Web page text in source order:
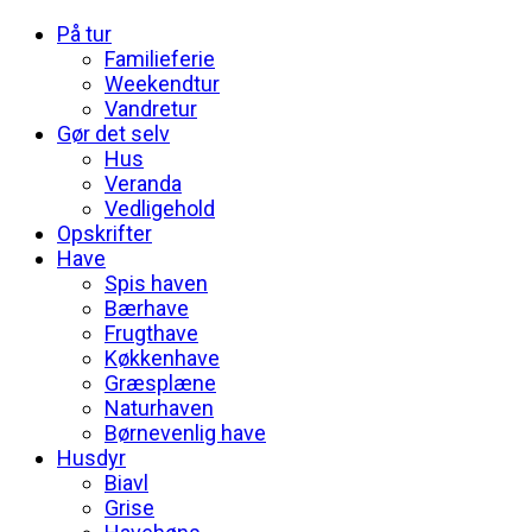
På tur
Familieferie
Weekendtur
Vandretur
Gør det selv
Hus
Veranda
Vedligehold
Opskrifter
Have
Spis haven
Bærhave
Frugthave
Køkkenhave
Græsplæne
Naturhaven
Børnevenlig have
Husdyr
Biavl
Grise